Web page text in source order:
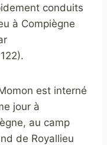
conduits
à Compiègne
122).
est interné
jour à
au camp
de Royallieu